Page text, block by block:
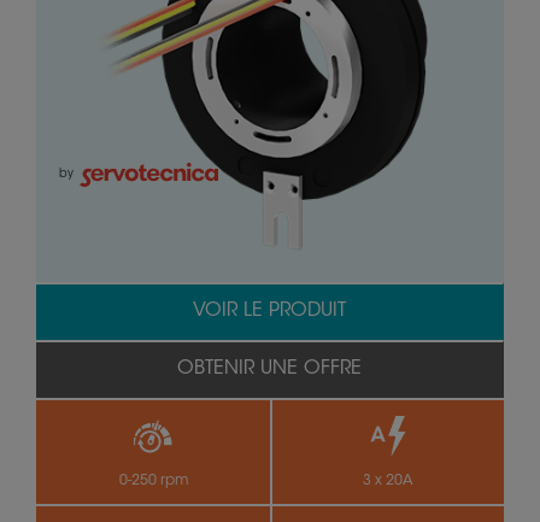
by
0-250 rpm 3 x 20A
VOIR LE PRODUIT
OBTENIR UNE OFFRE